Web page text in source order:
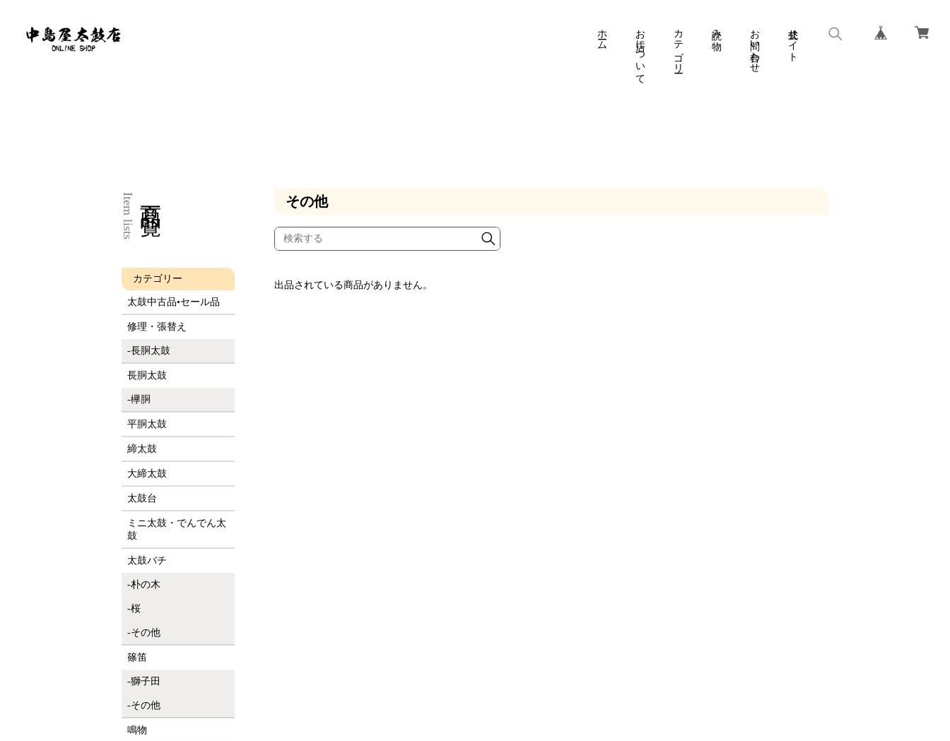
ホーム お店について カテゴリー 読み物 お問い合わせ 公式サイト
Item lists
カテゴリー
太鼓中古品•セール品
修理・張替え
長胴太鼓
長胴太鼓
欅胴
平胴太鼓
締太鼓
大締太鼓
太鼓台
ミニ太鼓・でんでん太
鼓
太鼓バチ
朴の木
桜
その他
篠笛
獅子田
その他
鳴物
その他
出品されている商品がありません。